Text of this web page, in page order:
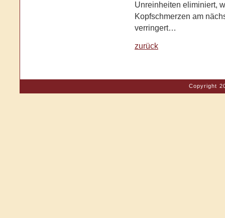
Unreinheiten eliminiert,
Kopfschmerzen am
verringert…
zurück
Copyright